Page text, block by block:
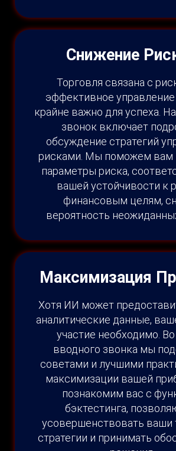
Снижение
Торговля связана с
эффективное
крайне важно для успеха.
звонок включает
обсуждение стратегий
рисками. Мы поможем вам
параметры риска,
вашей устойчивости к
финансовым целям,
вероятность
Максимизация
Хотя ИИ может
аналитические данные,
участие необходимо.
вводного звонка мы
советами и лучшими
максимизации вашей
познакомим вас с
бэктестинга,
усовершенствовать ваши
стратегии и принимать